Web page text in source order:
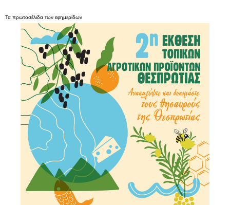
Τα πρωτοσέλιδα των εφημερίδων